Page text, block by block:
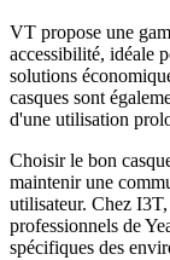
VT propose une
accessibilité, idéale
solutions
casques sont
d'une utilisation
Choisir le bon
maintenir une
utilisateur. Chez
professionnels de
spécifiques des